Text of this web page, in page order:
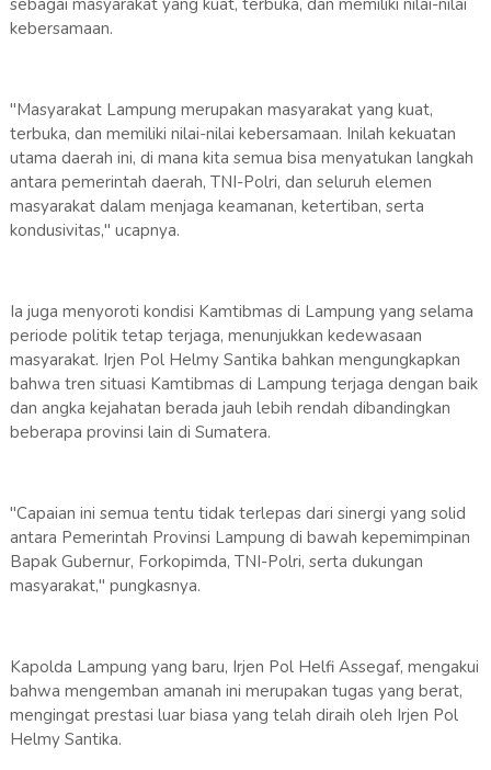
sebagai masyarakat yang kuat, terbuka, dan memiliki nilai-nilai
kebersamaan.
​"Masyarakat Lampung merupakan masyarakat yang kuat,
terbuka, dan memiliki nilai-nilai kebersamaan. Inilah kekuatan
utama daerah ini, di mana kita semua bisa menyatukan langkah
antara pemerintah daerah, TNI-Polri, dan seluruh elemen
masyarakat dalam menjaga keamanan, ketertiban, serta
kondusivitas," ucapnya.
​Ia juga menyoroti kondisi Kamtibmas di Lampung yang selama
periode politik tetap terjaga, menunjukkan kedewasaan
masyarakat. Irjen Pol Helmy Santika bahkan mengungkapkan
bahwa tren situasi Kamtibmas di Lampung terjaga dengan baik
dan angka kejahatan berada jauh lebih rendah dibandingkan
beberapa provinsi lain di Sumatera.
​"Capaian ini semua tentu tidak terlepas dari sinergi yang solid
antara Pemerintah Provinsi Lampung di bawah kepemimpinan
Bapak Gubernur, Forkopimda, TNI-Polri, serta dukungan
masyarakat," pungkasnya.
​Kapolda Lampung yang baru, Irjen Pol Helfi Assegaf, mengakui
bahwa mengemban amanah ini merupakan tugas yang berat,
mengingat prestasi luar biasa yang telah diraih oleh Irjen Pol
Helmy Santika.